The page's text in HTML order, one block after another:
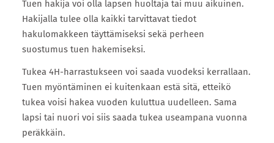
Tuen hakija voi olla lapsen huoltaja tai muu aikuinen.
Hakijalla tulee olla kaikki tarvittavat tiedot
hakulomakkeen täyttämiseksi sekä perheen
suostumus tuen hakemiseksi.
Tukea 4H-harrastukseen voi saada vuodeksi kerrallaan.
Tuen myöntäminen ei kuitenkaan estä sitä, etteikö
tukea voisi hakea vuoden kuluttua uudelleen. Sama
lapsi tai nuori voi siis saada tukea useampana vuonna
peräkkäin.